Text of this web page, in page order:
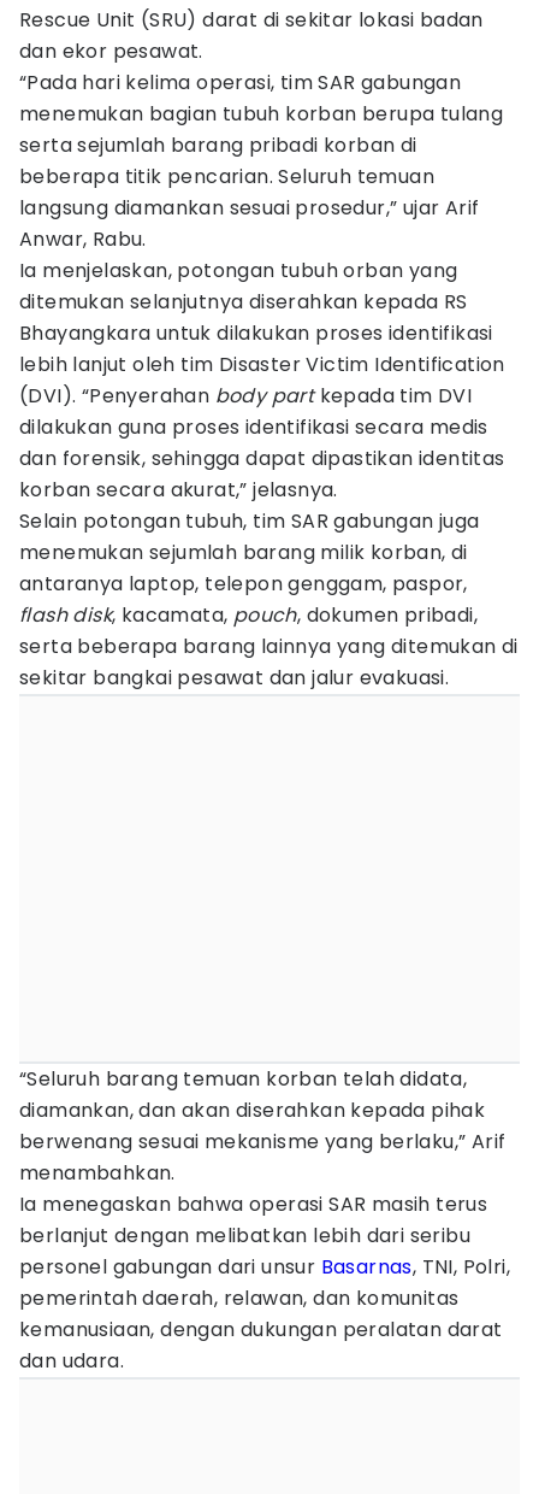
Rescue Unit (SRU) darat di sekitar lokasi badan
dan ekor pesawat.
“Pada hari kelima operasi, tim SAR gabungan
menemukan bagian tubuh korban berupa tulang
serta sejumlah barang pribadi korban di
beberapa titik pencarian. Seluruh temuan
langsung diamankan sesuai prosedur,” ujar Arif
Anwar, Rabu.
Ia menjelaskan, potongan tubuh orban yang
ditemukan selanjutnya diserahkan kepada RS
Bhayangkara untuk dilakukan proses identifikasi
lebih lanjut oleh tim Disaster Victim Identification
(DVI). “Penyerahan body partkepada tim DVI
dilakukan guna proses identifikasi secara medis
dan forensik, sehingga dapat dipastikan identitas
korban secara akurat,” jelasnya.
Selain potongan tubuh, tim SAR gabungan juga
menemukan sejumlah barang milik korban, di
antaranya laptop, telepon genggam, paspor,
flash disk, kacamata, pouch, dokumen pribadi,
serta beberapa barang lainnya yang ditemukan di
sekitar bangkai pesawat dan jalur evakuasi.
“Seluruh barang temuan korban telah didata,
diamankan, dan akan diserahkan kepada pihak
berwenang sesuai mekanisme yang berlaku,” Arif
menambahkan.
Ia menegaskan bahwa operasi SAR masih terus
berlanjut dengan melibatkan lebih dari seribu
personel gabungan dari unsur Basarnas, TNI, Polri,
pemerintah daerah, relawan, dan komunitas
kemanusiaan, dengan dukungan peralatan darat
dan udara.